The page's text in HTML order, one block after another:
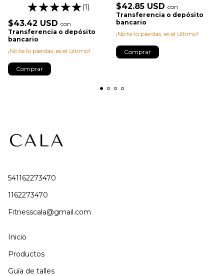
(1)
$43.42 USD con
Transferencia o depósito
bancario
¡No te lo pierdas, es el último!
Comprar
$42.85 USD con
Transferencia o depósito
bancario
¡No te lo pierdas, es el último!
Comprar
541162273470
1162273470
Fitnesscala@gmail.com
Inicio
Productos
Guía de talles